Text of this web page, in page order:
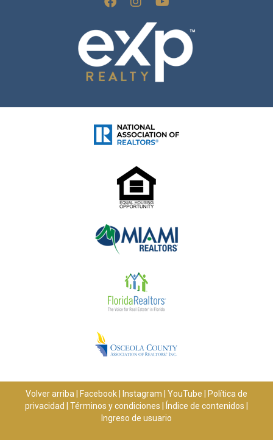
Volver arriba Facebook Instagram YouTube
Política de
privacidad
Términos y condiciones Índice de contenidos
Ingreso de usuario